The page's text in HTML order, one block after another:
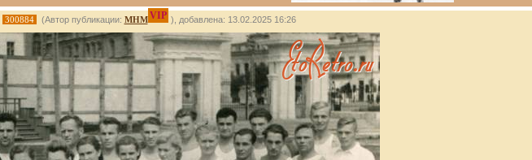
300884 (Автор публикации: МНМ VIP ), добавлена: 13.02.2025 16:26